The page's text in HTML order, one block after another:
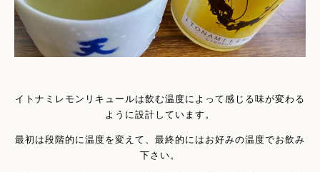
イトナミレモンリキュールは飲む温度によって感じる味が変わる
ように設計しています。
最初は段階的に温度を変えて、最終的にはお好みの温度でお飲み
下さい。